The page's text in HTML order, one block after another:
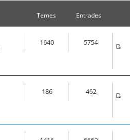
Temes Entrades
1640 5754
186 462